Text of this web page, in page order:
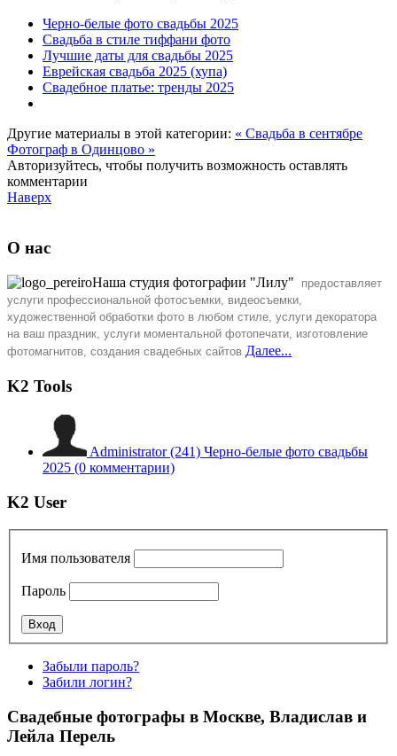
Черно-белые фото свадьбы 2025
Свадьба в стиле тиффани фото
Лучшие даты для свадьбы 2025
Еврейская свадьба 2025 (хупа)
Свадебное платье: тренды 2025
Другие материалы в этой категории: « Свадьба в сентябре
Фотограф в Одинцово »
Авторизуйтесь, чтобы получить возможность оставлять
комментарии
Наверх
О нас
Наша студия фотографии "Лилу"
предоставляет
услуги профессиональной фотосъемки, видеосъемки,
художественной обработки фото в любом стиле, услуги декоратора
на ваш праздник, услуги моментальной фотопечати, изготовление
фотомагнитов, создания свадебных сайтов Далее...
K2 Tools
Administrator(241) Черно-белые фото свадьбы
2025 (0 комментарии)
K2 User
Имя пользователя
Пароль
Забыли пароль?
Забили логин?
Свадебные фотографы в Москве, Владислав и
Лейла Перель